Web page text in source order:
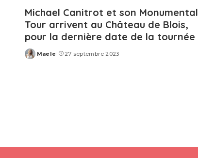
Michael Canitrot et son Monumental
Tour arrivent au Château de Blois,
pour la dernière date de la tournée
Posted
Maele 27 septembre 2023